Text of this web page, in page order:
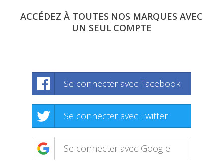
ACCÉDEZ À TOUTES NOS MARQUES AVEC
UN SEUL COMPTE
Se connecter avec Facebook
Se connecter avec Twitter
Se connecter avec Google